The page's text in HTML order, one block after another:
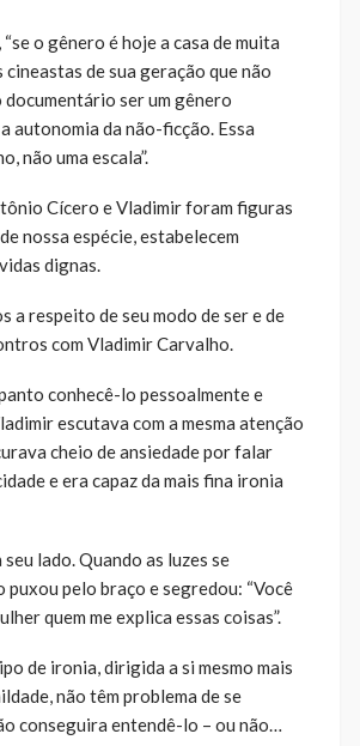
o gênero é hoje a casa de muita
de sua geração que não
ser um gênero
autonomia da não-ficção. Essa
não uma escala”.
Cícero e Vladimir foram figuras
nossa espécie, estabelecem
dignas.
a respeito de seu modo de ser e de
com Vladimir Carvalho.
conhecê-lo pessoalmente e
escutava com a mesma atenção
cheio de ansiedade por falar
e era capaz da mais fina ironia
lado. Quando as luzes se
puxou pelo braço e segredou: “Você
quem me explica essas coisas”.
de ironia, dirigida a si mesmo mais
não têm problema de se
conseguira entendê-lo – ou não…